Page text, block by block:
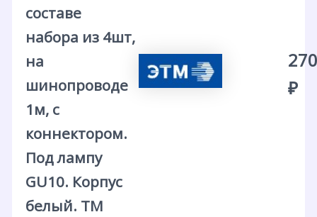
составе
набора из 4шт,
на
шинопроводе
1м, с
коннектором.
Под лампу
GU10. Корпус
белый. ТМ
₽